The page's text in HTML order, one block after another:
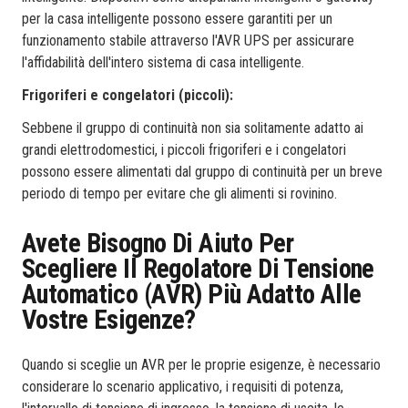
per la casa intelligente possono essere garantiti per un
funzionamento stabile attraverso l'AVR UPS per assicurare
l'affidabilità dell'intero sistema di casa intelligente.
Frigoriferi e congelatori (piccoli):
Sebbene il gruppo di continuità non sia solitamente adatto ai
grandi elettrodomestici, i piccoli frigoriferi e i congelatori
possono essere alimentati dal gruppo di continuità per un breve
periodo di tempo per evitare che gli alimenti si rovinino.
Avete Bisogno Di Aiuto Per
Scegliere Il Regolatore Di Tensione
Automatico (AVR) Più Adatto Alle
Vostre Esigenze?
Quando si sceglie un AVR per le proprie esigenze, è necessario
considerare lo scenario applicativo, i requisiti di potenza,